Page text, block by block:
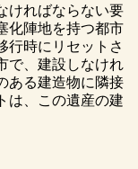
ければならない要
化陣地を持つ都市
行時にリセットさ
で、建設しなけれ
ある建造物に隣接
は、この遺産の建